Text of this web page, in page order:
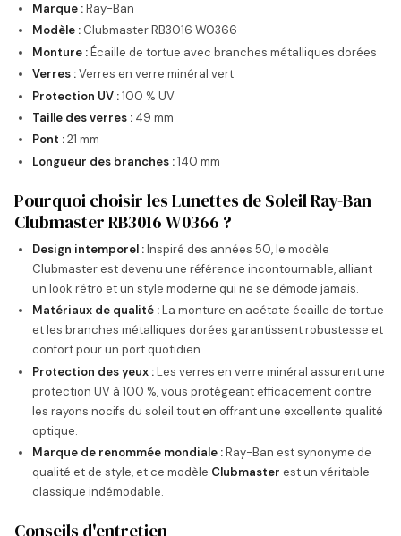
Marque :Ray-Ban
Modèle : Clubmaster RB3016 W0366
Monture :Écaille de tortue avec branches métalliques dorées
Verres :Verres en verre minéral vert
Protection UV :100 % UV
Taille des verres : 49 mm
Pont :21 mm
Longueur des branches :140 mm
Pourquoi choisir les Lunettes de Soleil Ray-Ban
Clubmaster RB3016 W0366 ?
Design intemporel :Inspiré des années 50, le modèle
Clubmaster est devenu une référence incontournable, alliant
un look rétro et un style moderne qui ne se démode jamais.
Matériaux de qualité :La monture en acétate écaille de tortue
et les branches métalliques dorées garantissent robustesse et
confort pour un port quotidien.
Protection des yeux :Les verres en verre minéral assurent une
protection UV à 100 %, vous protégeant efficacement contre
les rayons nocifs du soleil tout en offrant une excellente qualité
optique.
Marque de renommée mondiale :Ray-Ban est synonyme de
qualité et de style, et ce modèle Clubmaster est un véritable
classique indémodable.
Conseils d'entretien